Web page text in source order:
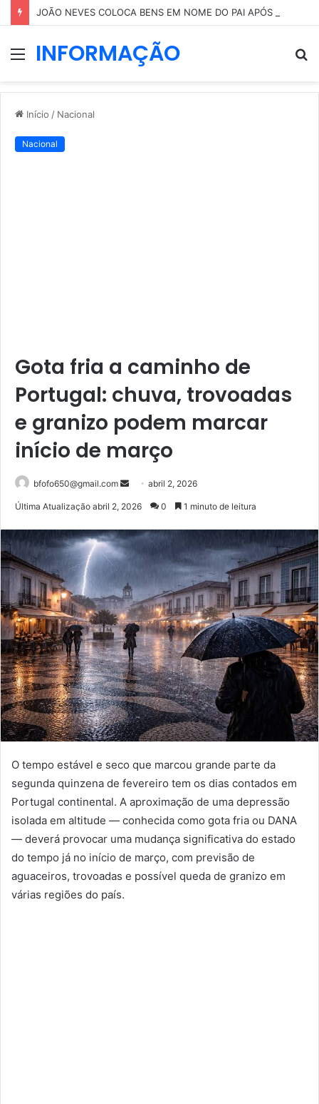
MenuINFORMAÇÃO
Início / Nacional
Nacional
Gota fria a caminho de
Portugal: chuva, trovoadas
e granizo podem marcar
início de março
bfofo650@gmail.com
Mande
mail
abril 2, 2026
Última Atualização abril 2, 2026 0 1 minuto de leitura
O tempo estável e seco que marcou grande parte da
segunda quinzena de fevereiro tem os dias contados em
Portugal continental. A aproximação de uma depressão
isolada em altitude — conhecida como gota fria ou DANA
— deverá provocar uma mudança significativa do estado
do tempo já no início de março, com previsão de
aguaceiros, trovoadas e possível queda de granizo em
várias regiões do país.